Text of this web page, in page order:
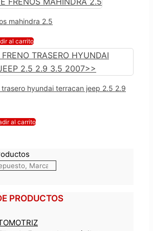
mahindra 2.5
al carrito
hyundai terracan jeep 2.5 2.9
al carrito
PRODUCTOS